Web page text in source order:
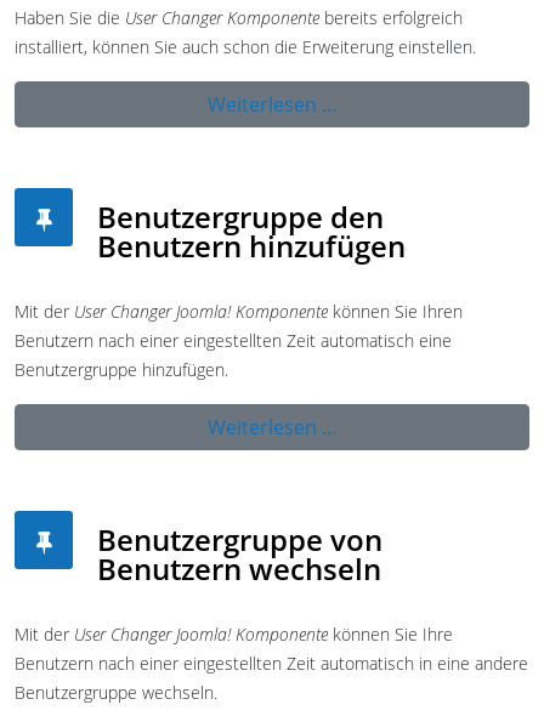
Haben Sie die User Changer Komponente bereits erfolgreich
installiert, können Sie auch schon die Erweiterung einstellen.
Weiterlesen ...
Benutzergruppe den
Benutzern hinzufügen
Mit der User Changer Joomla! Komponente können Sie Ihren
Benutzern nach einer eingestellten Zeit automatisch eine
Benutzergruppe hinzufügen.
Weiterlesen ...
Benutzergruppe von
Benutzern wechseln
Mit der User Changer Joomla! Komponente können Sie Ihre
Benutzern nach einer eingestellten Zeit automatisch in eine andere
Benutzergruppe wechseln.